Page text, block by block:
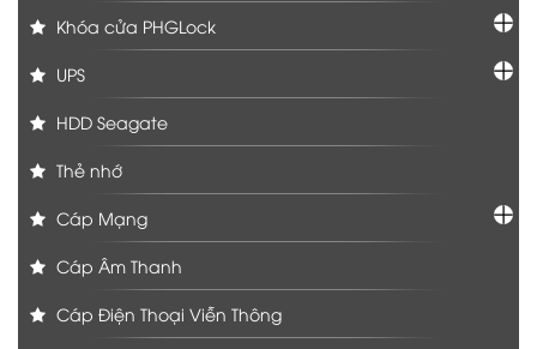
Khóa cửa PHGLock
UPS
HDD Seagate
Thẻ nhớ
Cáp Mạng
Cáp Âm Thanh
Cáp Điện Thoại Viễn Thông